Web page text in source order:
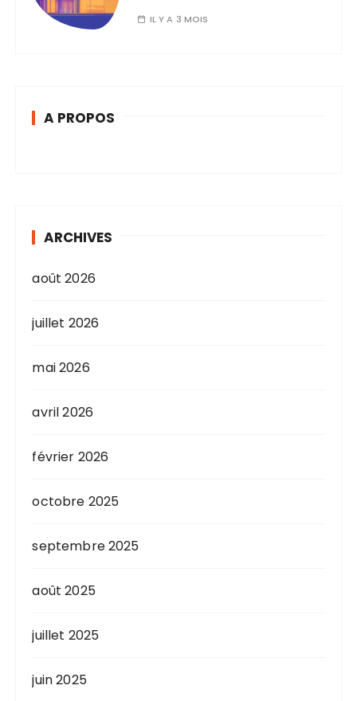
IL Y A 3 MOIS
A PROPOS
ARCHIVES
août 2026
juillet 2026
mai 2026
avril 2026
février 2026
octobre 2025
septembre 2025
août 2025
juillet 2025
juin 2025